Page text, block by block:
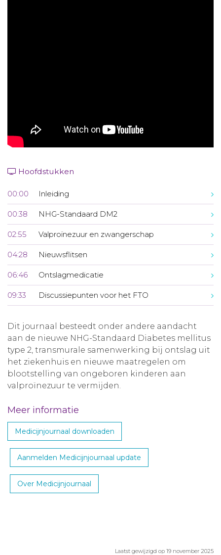
Hoofdstukken
00:00 Inleiding
00:38 NHG-Standaard DM2
02:55 Valproïnezuur en zwangerschap
04:28 Nieuwsflitsen
06:46 Ontslagmedicatie
09:33 Discussiepunten voor het FTO
Dit journaal besteedt onder andere aandacht
aan de nieuwe NHG-Standaard Diabetes mellitus
type 2, transmurale samenwerking bij ontslag uit
het ziekenhuis en nieuwe maatregelen om
blootstelling van ongeboren kinderen aan
valproïnezuur te vermijden.
Meer informatie
Medicijnjournaal downloaden
Aanmelden Medicijnjournaal update
Over Medicijnjournaal
Laatst gewijzigd op 19 november 2025